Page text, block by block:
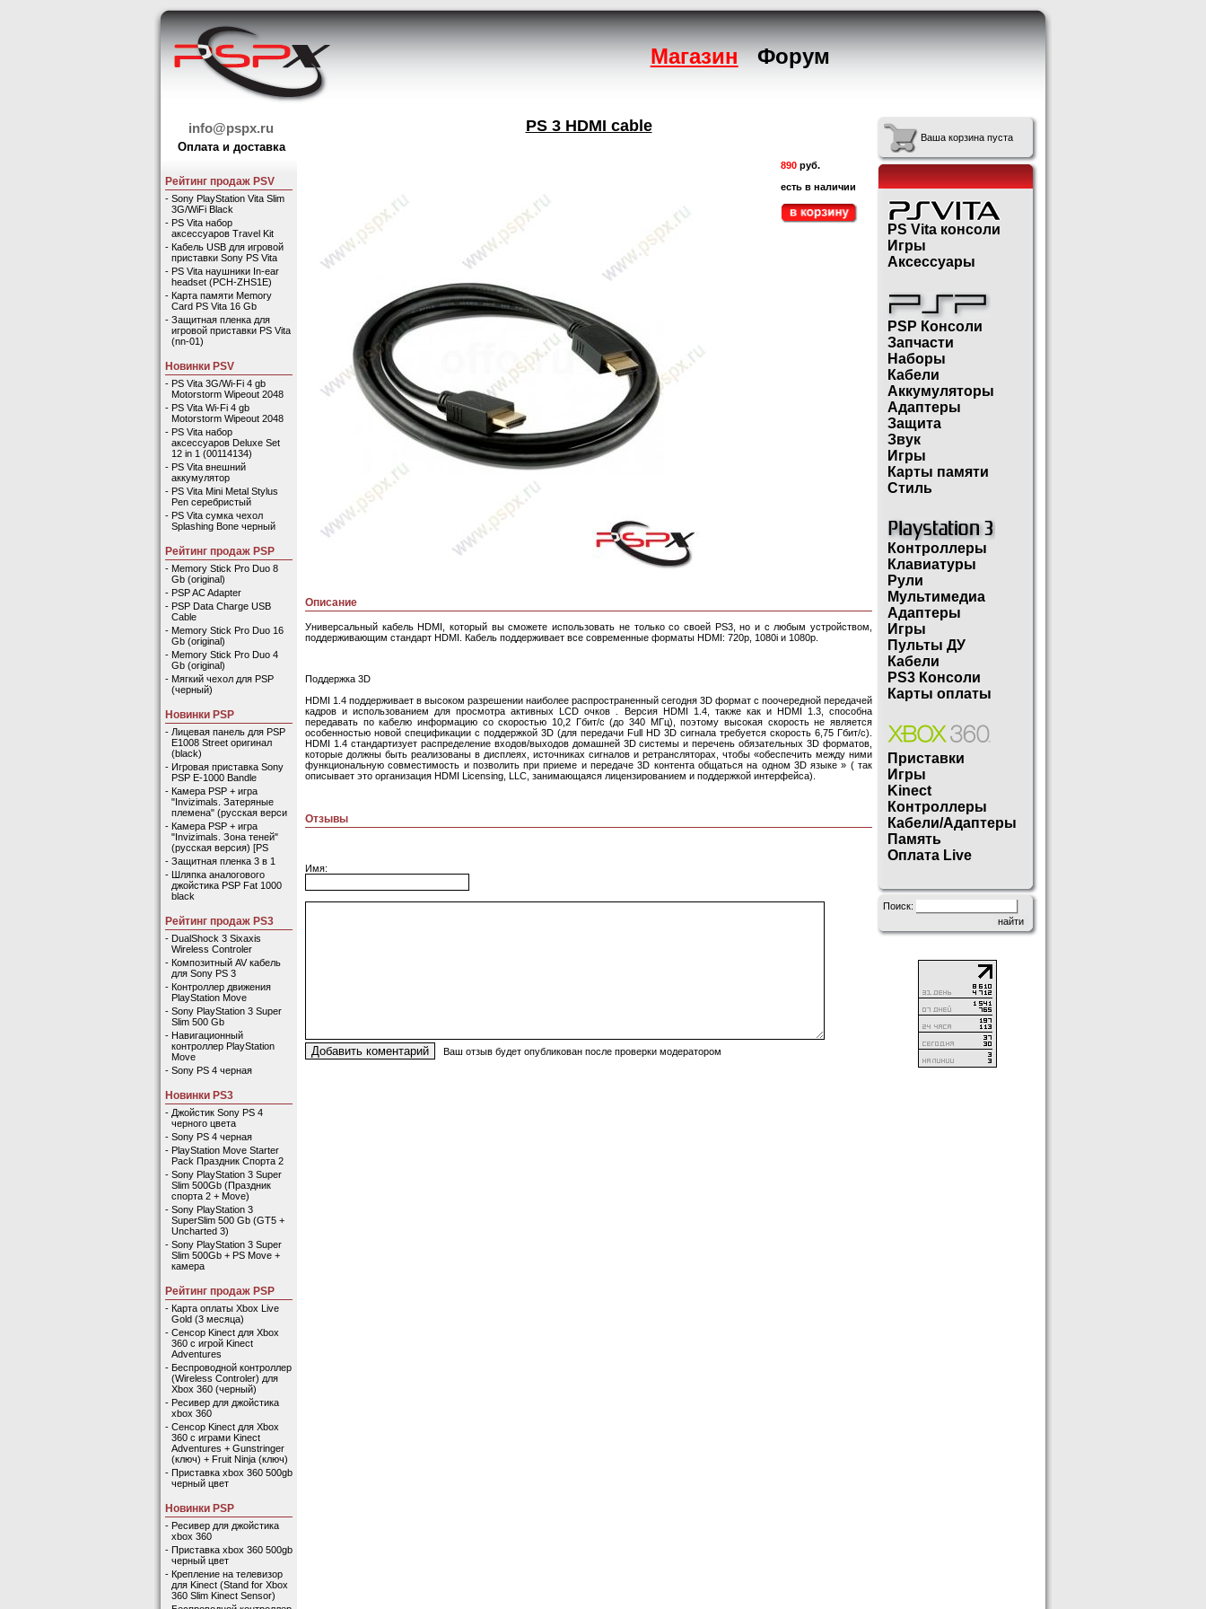
Магазин Форум
info@pspx.ru
Оплата и доставка
Рейтинг продаж PSV
- Sony PlayStation Vita Slim
3G/WiFi Black
- PS Vita набор
аксессуаров Travel Kit
- Кабель USB для игровой
приставки Sony PS Vita
- PS Vita наушники In-ear
headset (PCH-ZHS1E)
- Карта памяти Memory
Card PS Vita 16 Gb
- Защитная пленка для
игровой приставки PS Vita
(nn-01)
Новинки PSV
- PS Vita 3G/Wi-Fi 4 gb
Motorstorm Wipeout 2048
- PS Vita Wi-Fi 4 gb
Motorstorm Wipeout 2048
- PS Vita набор
аксессуаров Deluxe Set
12 in 1 (00114134)
- PS Vita внешний
аккумулятор
- PS Vita Mini Metal Stylus
Pen серебристый
- PS Vita сумка чехол
Splashing Bone черный
Рейтинг продаж PSP
- Memory Stick Pro Duo 8
Gb (original)
- PSP AC Adapter
- PSP Data Charge USB
Cable
- Memory Stick Pro Duo 16
Gb (original)
- Memory Stick Pro Duo 4
Gb (original)
- Мягкий чехол для PSP
(черный)
Новинки PSP
- Лицевая панель для PSP
E1008 Street оригинал
(black)
- Игровая приставка Sony
PSP E-1000 Bandle
- Камера PSP + игра
"Invizimals. Затеряные
племена" (русская верси
- Камера PSP + игра
"Invizimals. Зона теней"
(русская версия) [PS
- Защитная пленка 3 в 1
- Шляпка аналогового
джойстика PSP Fat 1000
black
Рейтинг продаж PS3
- DualShock 3 Sixaxis
Wireless Controler
- Композитный AV кабель
для Sony PS 3
- Контроллер движения
PlayStation Move
- Sony PlayStation 3 Super
Slim 500 Gb
- Навигационный
контроллер PlayStation
Move
- Sony PS 4 черная
Новинки PS3
- Джойстик Sony PS 4
черного цвета
- Sony PS 4 черная
- PlayStation Move Starter
Pack Праздник Спорта 2
- Sony PlayStation 3 Super
Slim 500Gb (Праздник
спорта 2 + Move)
- Sony PlayStation 3
SuperSlim 500 Gb (GT5 +
Uncharted 3)
- Sony PlayStation 3 Super
Slim 500Gb + PS Move +
камера
Рейтинг продаж PSP
- Карта оплаты Xbox Live
Gold (3 месяца)
- Сенсор Kinect для Xbox
360 с игрой Kinect
Adventures
- Беспроводной контроллер
(Wireless Controler) для
Xbox 360 (черный)
- Ресивер для джойстика
xbox 360
- Сенсор Kinect для Xbox
360 с играми Kinect
Adventures + Gunstringer
(ключ) + Fruit Ninja (ключ)
- Приставка xbox 360 500gb
черный цвет
Новинки PSP
- Ресивер для джойстика
xbox 360
- Приставка xbox 360 500gb
черный цвет
- Крепление на телевизор
для Kinect (Stand for Xbox
360 Slim Kinect Sensor)
PS 3 HDMI cable
890 руб.
есть в наличии
Описание
Универсальный кабель HDMI, который вы сможете использовать не только со своей PS3, но и с любым устройством,
поддерживающим стандарт HDMI. Кабель поддерживает все современные форматы HDMI: 720p, 1080i и 1080p.
Поддержка 3D
HDMI 1.4 поддерживает в высоком разрешении наиболее распространенный сегодня 3D формат с поочередной передачей
кадров и использованием для просмотра активных LCD очков . Версия HDMI 1.4, также как и HDMI 1.3, способна
передавать по кабелю информацию со скоростью 10,2 Гбит/с (до 340 МГц), поэтому высокая скорость не является
особенностью новой спецификации с поддержкой 3D (для передачи Full HD 3D сигнала требуется скорость 6,75 Гбит/с).
HDMI 1.4 стандартизует распределение входов/выходов домашней 3D системы и перечень обязательных 3D форматов,
которые должны быть реализованы в дисплеях, источниках сигналов и ретрансляторах, чтобы «обеспечить между ними
функциональную совместимость и позволить при приеме и передаче 3D контента общаться на одном 3D языке » ( так
описывает это организация HDMI Licensing, LLC, занимающаяся лицензированием и поддержкой интерфейса).
Отзывы
Имя:
Ваш отзыв будет опубликован после проверки модератором
Ваша корзина пуста
PS Vita консоли
Игры
Аксессуары
PSP Консоли
Запчасти
Наборы
Кабели
Аккумуляторы
Адаптеры
Защита
Звук
Игры
Карты памяти
Стиль
Контроллеры
Клавиатуры
Рули
Мультимедиа
Адаптеры
Игры
Пульты ДУ
Кабели
PS3 Консоли
Карты оплаты
Приставки
Игры
Kinect
Контроллеры
Кабели/Адаптеры
Память
Оплата Live
Поиск: